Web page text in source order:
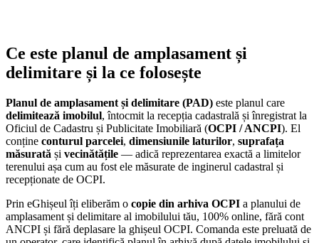
Ce este planul de amplasament și
delimitare și la ce folosește
Planul de amplasament și delimitare (PAD) este planul care
delimitează imobilul, întocmit la recepția cadastrală și înregistrat la
Oficiul de Cadastru și Publicitate Imobiliară (OCPI / ANCPI). El
conține conturul parcelei, dimensiunile laturilor, suprafața
măsurată și vecinătățile — adică reprezentarea exactă a limitelor
terenului așa cum au fost ele măsurate de inginerul cadastral și
recepționate de OCPI.
Prin eGhișeul îți eliberăm o copie din arhiva OCPI a planului de
amplasament și delimitare al imobilului tău, 100% online, fără cont
ANCPI și fără deplasare la ghișeul OCPI. Comanda este preluată de